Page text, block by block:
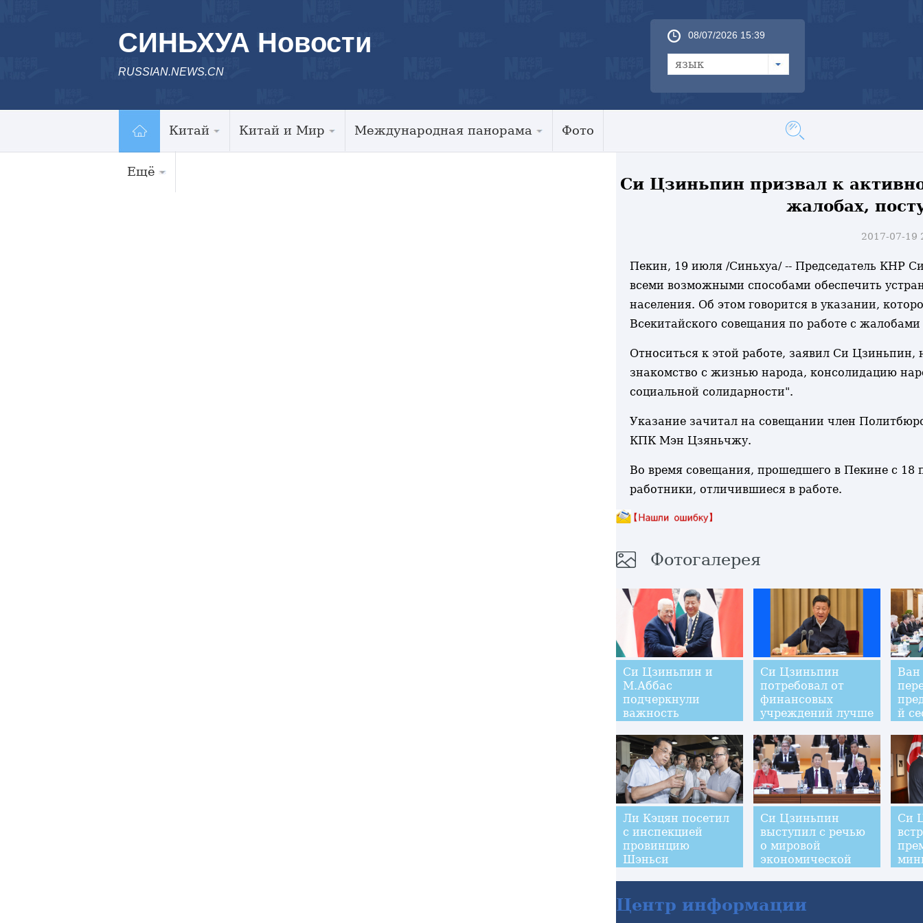
СИНЬХУА Новости
RUSSIAN.NEWS.CN
08/07/2026 15:39
язык
Китай Китай и Мир Международная панорама Фото
Ещё
Си Цзиньпин призвал к
жалобах,
2017-07-19
Пекин, 19 июля /Синьхуа/ -- Председатель КНР
всеми возможными способами обеспечить
населения. Об этом говорится в указании,
Всекитайского совещания по работе с
Относиться к этой работе, заявил Си
знакомство с жизнью народа, консолидацию
социальной солидарности".
Указание зачитал на совещании член
КПК Мэн Цзяньчжу.
Во время совещания, прошедшего в Пекине с
работники, отличившиеся в работе.
Фотогалерея
Си Цзиньпин и
М.Аббас
подчеркнули
важность
всеобъемлющего
развития
китайско-
палестинской
дружбы и
сотрудничества
Си Цзиньпин
потребовал от
финансовых
учреждений лучше
реальный сектор
экономики
Ван
й
Ли Кэцян посетил
с инспекцией
провинцию
Шэньси
Си Цзиньпин
выступил с речью
о мировой
экономической
Гамбурге
Си
Центр информации